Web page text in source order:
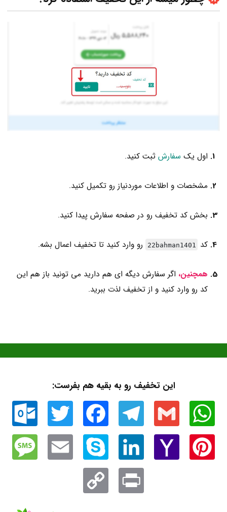
اول یک سفارش ثبت کنید.
مشخصات و اطلاعات موردنیاز رو تکمیل کنید.
بخش کد تخفیف رو در صفحه سفارش پیدا کنید.
کد 22bahman1401 رو وارد کنید تا تخفیف اعمال بشه.
همچنین، اگر سفارش دیگه ای هم دارید می تونید باز هم این
کد رو وارد کنید و از تخفیف لذت ببرید.
این تخفیف رو به بقیه هم بفرست:
WhatsApp
Gmail
Telegram
Facebook
Twitter
Outlook.com
Pinterest
Yahoo
Mail
LinkedIn
Skype
Email
Message
Print
Copy
Link